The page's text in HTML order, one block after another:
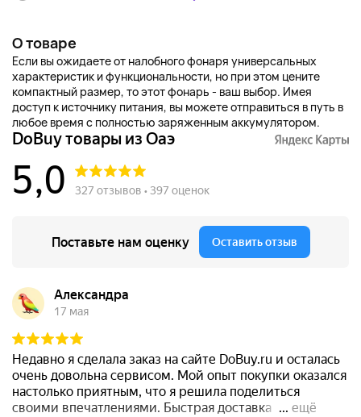
О товаре
Если вы ожидаете от налобного фонаря универсальных
характеристик и функциональности, но при этом цените
компактный размер, то этот фонарь - ваш выбор. Имея
доступ к источнику питания, вы можете отправиться в путь в
любое время с полностью заряженным аккумулятором.